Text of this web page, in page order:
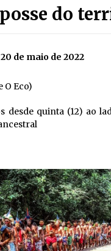
do
20 de maio de 2022
O Eco)
desde quinta (12) ao